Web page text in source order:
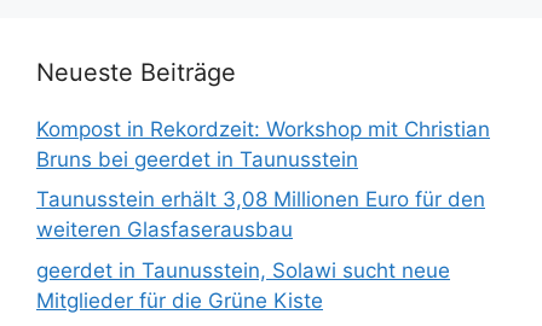
Neueste Beiträge
Kompost in Rekordzeit: Workshop mit Christian
Bruns bei geerdet in Taunusstein
Taunusstein erhält 3,08 Millionen Euro für den
weiteren Glasfaserausbau
geerdet in Taunusstein, Solawi sucht neue
Mitglieder für die Grüne Kiste